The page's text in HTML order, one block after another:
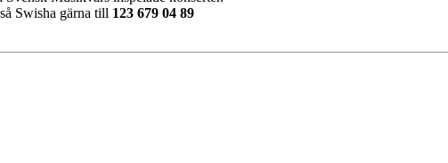
Swisha gärna till 123 679 04 89